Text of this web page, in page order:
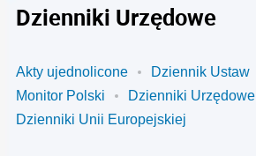
Dzienniki Urzędowe
Akty ujednolicone
Dziennik Ustaw
Monitor Polski
Dzienniki Urzędowe
Dzienniki Unii Europejskiej